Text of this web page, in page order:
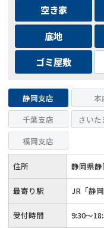
空き家
底地
ゴミ屋敷
静岡支店 本
千葉支店
さいた
福岡支店
住所 静岡県
最寄り駅 JR「静
受付時間 9:30～